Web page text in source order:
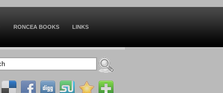
RONCEA BOOKS LINKS